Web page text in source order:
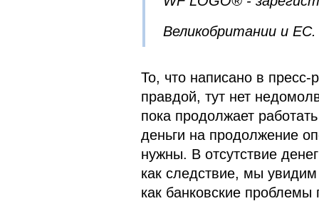
Великобритании и ЕС.
То, что написано в пресс-
правдой, тут нет
пока продолжает
деньги на продолжение
нужны. В отсутствие
как следствие, мы
как банковские